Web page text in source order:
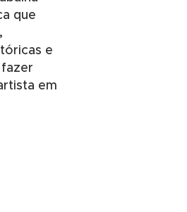
que
e
em